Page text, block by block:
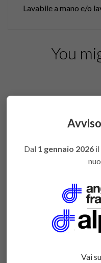
Lavabile a mano e/o
You
Vello
Dal 1 gennaio 2026 il
Vai su